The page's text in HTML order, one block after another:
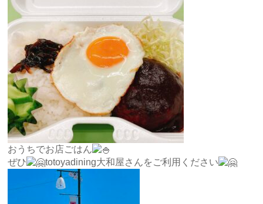
おうちでお店ごはん
ぜひ
totoyadining大和屋さんをご利用ください